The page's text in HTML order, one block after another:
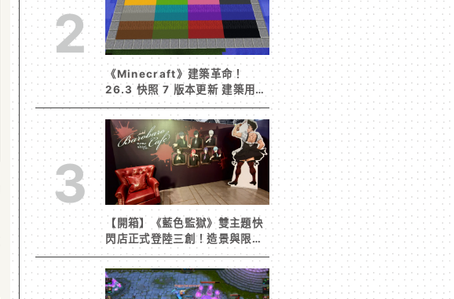
2
《Minecraft》建築革命！
26.3 快照 7 版本更新 建築用方
塊家族迎來新成員 混凝土階梯&
半磚震撼登場！
3
【開箱】《藍色監獄》雙主題快
閃店正式登陸三創！造景與限定
周邊搶先看